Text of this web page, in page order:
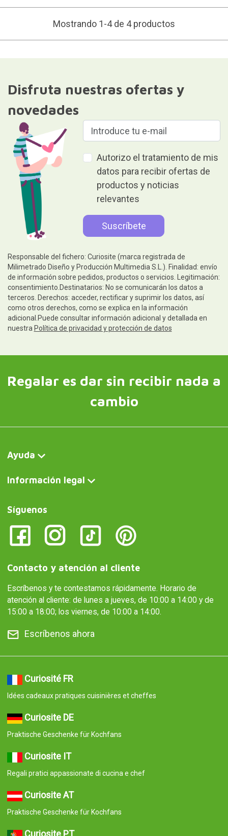
Mostrando 1-4 de 4 productos
Disfruta nuestras ofertas y
novedades
Autorizo el tratamiento de mis
datos para recibir ofertas de
productos y noticias
relevantes
Responsable del fichero: Curiosite (marca registrada de
Milimetrado Diseño y Producción Multimedia S.L.). Finalidad: envío
de información sobre pedidos, productos o servicios. Legitimación:
consentimiento.Destinatarios: No se comunicarán los datos a
terceros. Derechos: acceder, rectificar y suprimir los datos, así
como otros derechos, como se explica en la información
adicional.Puede consultar información adicional y detallada en
nuestra Política de privacidad y protección de datos
Regalar es dar sin recibir nada a
cambio
Ayuda
Información legal
Síguenos
Contacto y atención al cliente
Escríbenos y te contestamos rápidamente. Horario de
atención al cliente: de lunes a jueves, de 10:00 a 14:00 y de
15:00 a 18:00; los viernes, de 10:00 a 14:00.
Escríbenos ahora
Curiosité FR
Idées cadeaux pratiques cuisinières et cheffes
Curiosite DE
Praktische Geschenke für Kochfans
Curiosite IT
Regali pratici appassionate di cucina e chef
Curiosite AT
Praktische Geschenke für Kochfans
Curiosite PT